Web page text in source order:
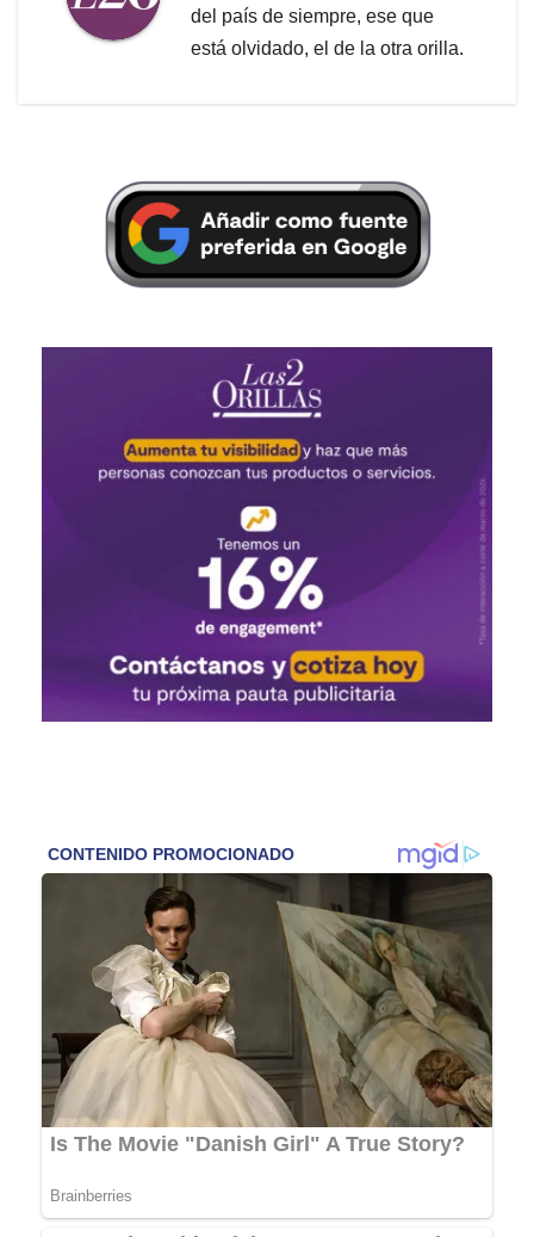
Cinco versiones de cinco
expresidentes sobre la guerra
Mabel Lara deja Caracol
¿entrará al ruedo político?
PorLas Dos Orillas
Somos un equipo de periodistas
que queremos mostrar, además
está olvidado, el de la otra orilla.